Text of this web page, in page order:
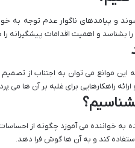
و پیامدهای ناگوار عدم توجه به
و اهمیت اقدامات پیشگیرانه را
این موانع می توان به اجتناب از
راهکارهایی برای غلبه بر آن ها می
به خواننده می آموزد چگونه از
کند و به آن ها گوش فرا دهد.